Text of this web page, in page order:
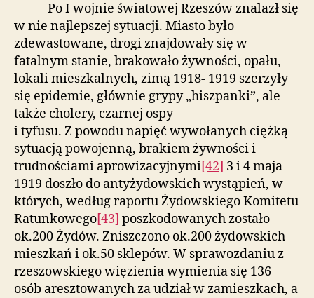
Po I wojnie światowej Rzeszów znalazł się
w nie najlepszej sytuacji. Miasto było
zdewastowane, drogi znajdowały się w
fatalnym stanie, brakowało żywności, opału,
lokali mieszkalnych, zimą 1918- 1919 szerzyły
się epidemie, głównie grypy „hiszpanki”, ale
także cholery, czarnej ospy
i tyfusu. Z powodu napięć wywołanych ciężką
sytuacją powojenną, brakiem żywności i
trudnościami aprowizacyjnymi[42] 3 i 4 maja
1919 doszło do antyżydowskich wystąpień, w
których, według raportu Żydowskiego Komitetu
Ratunkowego[43] poszkodowanych zostało
ok.200 Żydów. Zniszczono ok.200 żydowskich
mieszkań i ok.50 sklepów. W sprawozdaniu z
rzeszowskiego więzienia wymienia się 136
osób aresztowanych za udział w zamieszkach, a